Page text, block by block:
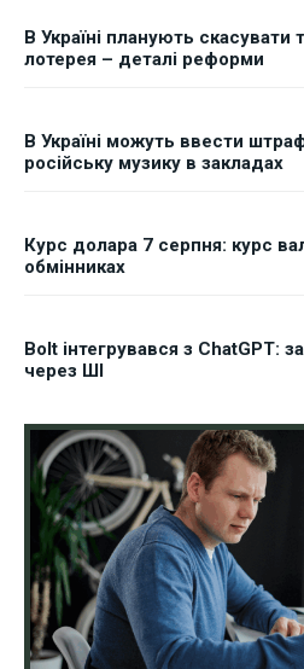
В Україні планують скасувати
лотерея – деталі реформи
В Україні можуть ввести
російську музику в закладах
Курс долара 7 серпня: курс
обмінниках
Bolt інтегрувався з ChatGPT:
через ШІ